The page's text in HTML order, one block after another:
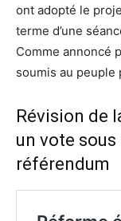
ont adopté le
terme d’une
Comme annoncé
soumis au peuple
Révision de
un vote
référendum